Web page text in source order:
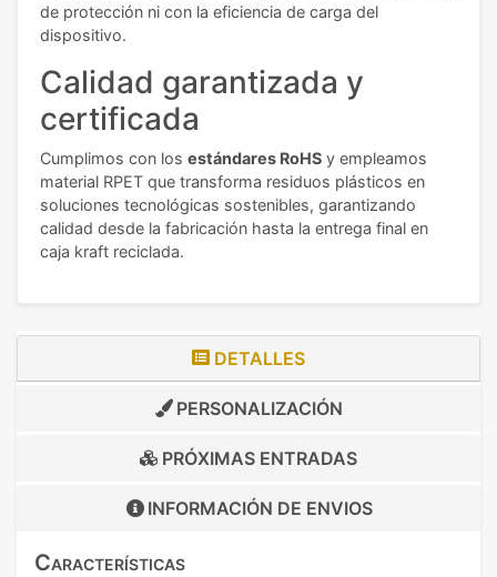
de protección ni con la eficiencia de carga del
dispositivo.
Calidad garantizada y
certificada
Cumplimos con los estándares RoHS y empleamos
material RPET que transforma residuos plásticos en
soluciones tecnológicas sostenibles, garantizando
calidad desde la fabricación hasta la entrega final en
caja kraft reciclada.
DETALLES
PERSONALIZACIÓN
PRÓXIMAS ENTRADAS
INFORMACIÓN DE ENVIOS
Características